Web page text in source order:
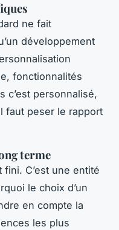
ne fait
développement
fonctionnalités
c’est personnalisé,
faut peser le rapport
terme
fini. C’est une entité
le choix d’un
en compte la
les plus